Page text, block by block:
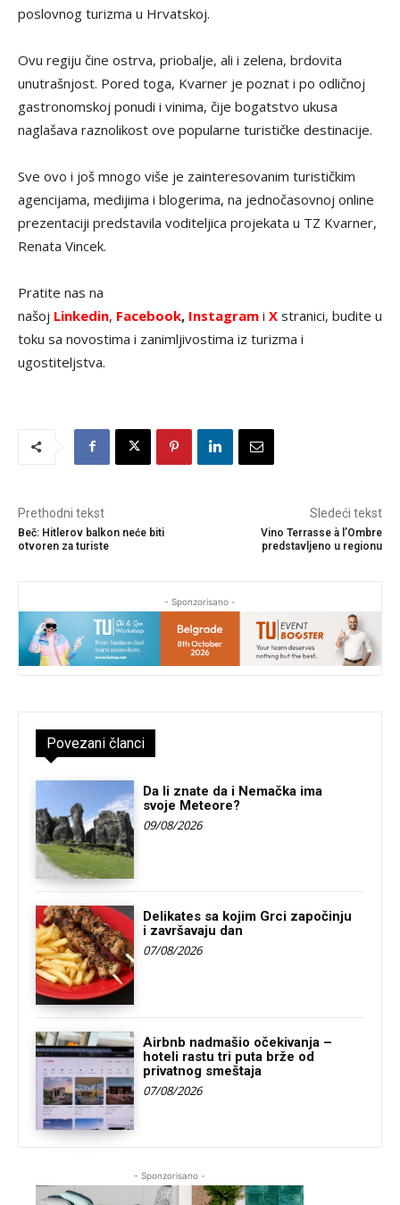
poslovnog turizma u Hrvatskoj.
Ovu regiju čine ostrva, priobalje, ali i zelena, brdovita
unutrašnjost. Pored toga, Kvarner je poznat i po odličnoj
gastronomskoj ponudi i vinima, čije bogatstvo ukusa
naglašava raznolikost ove popularne turističke destinacije.
Sve ovo i još mnogo više je zainteresovanim turističkim
agencijama, medijima i blogerima, na jednočasovnoj online
prezentaciji predstavila voditeljica projekata u TZ Kvarner,
Renata Vincek.
Pratite nas na
našoj Linkedin, Facebook, Instagram i X stranici, budite u
toku sa novostima i zanimljivostima iz turizma i
ugostiteljstva.
Prethodni tekst
Beč: Hitlerov balkon neće biti
otvoren za turiste
Sledeći tekst
Vino Terrasse à l’Ombre
predstavljeno u regionu
- Sponzorisano -
Povezani članci
Da li znate da i Nemačka ima
svoje Meteore?
09/08/2026
Delikates sa kojim Grci započinju
i završavaju dan
07/08/2026
Airbnb nadmašio očekivanja –
hoteli rastu tri puta brže od
privatnog smeštaja
07/08/2026
- Sponzorisano -